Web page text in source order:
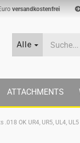
versandkostenfrei
Alle
ATTACHMENTS
.018 OK UR4, UR5, UL4, UL5